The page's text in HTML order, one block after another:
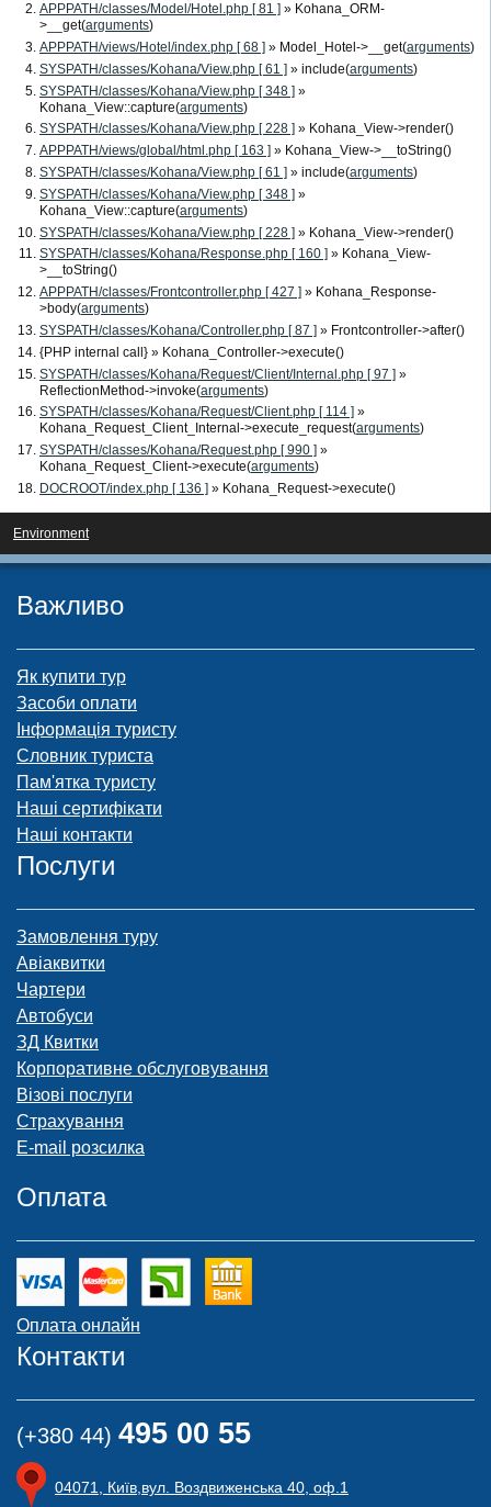
APPPATH/classes/Model/Hotel.php [ 81 ] » Kohana_ORM-
>__get(arguments)
APPPATH/views/Hotel/index.php [ 68 ] » Model_Hotel->__get(arguments)
SYSPATH/classes/Kohana/View.php [ 61 ] » include(arguments)
SYSPATH/classes/Kohana/View.php [ 348 ] »
Kohana_View::capture(arguments)
SYSPATH/classes/Kohana/View.php [ 228 ] » Kohana_View->render()
APPPATH/views/global/html.php [ 163 ] » Kohana_View->__toString()
SYSPATH/classes/Kohana/View.php [ 61 ] » include(arguments)
SYSPATH/classes/Kohana/View.php [ 348 ] »
Kohana_View::capture(arguments)
SYSPATH/classes/Kohana/View.php [ 228 ] » Kohana_View->render()
SYSPATH/classes/Kohana/Response.php [ 160 ] » Kohana_View-
>__toString()
APPPATH/classes/Frontcontroller.php [ 427 ] » Kohana_Response-
>body(arguments)
SYSPATH/classes/Kohana/Controller.php [ 87 ] » Frontcontroller->after()
{PHP internal call} » Kohana_Controller->execute()
SYSPATH/classes/Kohana/Request/Client/Internal.php [ 97 ] »
ReflectionMethod->invoke(arguments)
SYSPATH/classes/Kohana/Request/Client.php [ 114 ] »
Kohana_Request_Client_Internal->execute_request(arguments)
SYSPATH/classes/Kohana/Request.php [ 990 ] »
Kohana_Request_Client->execute(arguments)
DOCROOT/index.php [ 136 ] » Kohana_Request->execute()
Environment
Важливо
Як купити тур
Засоби оплати
Інформація туристу
Словник туриста
Пам'ятка туристу
Наші сертифікати
Наші контакти
Послуги
Замовлення туру
Авіаквитки
Чартери
Автобуси
ЗД Квитки
Корпоративне обслуговування
Візові послуги
Страхування
E-mail розсилка
Оплата
Оплата онлайн
Контакти
(+380 44) 495 00 55
04071, Київ,вул. Воздвиженська 40, оф.1